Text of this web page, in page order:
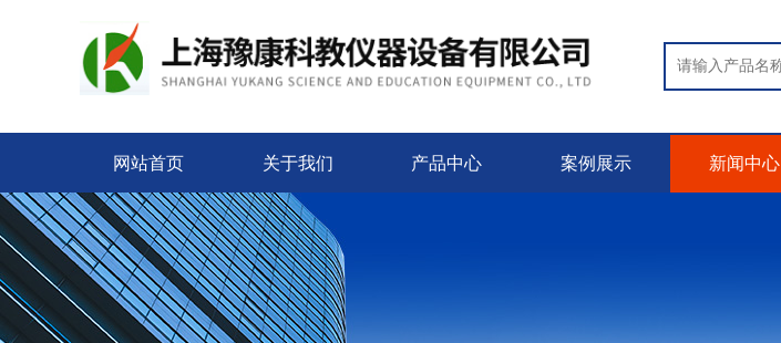
网站首页 关于我们 产品中心 案例展示 新闻中心